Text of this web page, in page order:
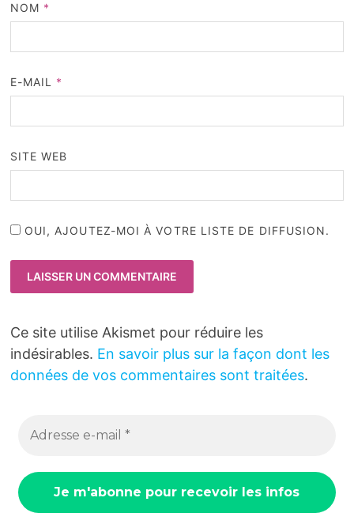
NOM *
E-MAIL *
SITE WEB
OUI, AJOUTEZ-MOI À VOTRE LISTE DE DIFFUSION.
Ce site utilise Akismet pour réduire les
indésirables. En savoir plus sur la façon dont les
données de vos commentaires sont traitées.